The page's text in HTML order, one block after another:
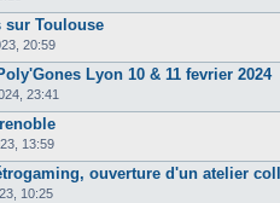
sur Toulouse
20:59
Lyon 10 & 11 fevrier 2024
23:41
13:59
ouverture d'un atelier
10:25